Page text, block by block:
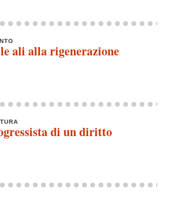
ali alla rigenerazione
di un diritto